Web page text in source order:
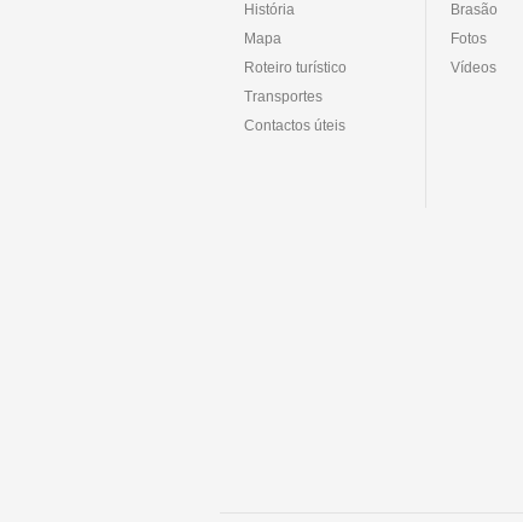
História
Mapa
Roteiro turístico
Transportes
Contactos úteis
Brasão
Fotos
Vídeos